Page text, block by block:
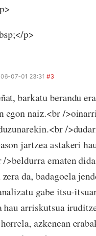
p>
07-01 23:31 #3
barkatu berandu
egon naiz.<br /
/
jartzea astakeri
>beldurra ematen
da, badagoela
gabe itsu-
hau arriskutsua
azkenean